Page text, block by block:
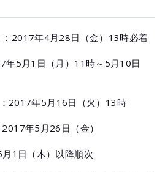
2017年4月28日（金）13時必着
年5月1日（月）11時～5月10日
2017年5月16日（火）13時
年5月26日（金）
1日（木）以降順次